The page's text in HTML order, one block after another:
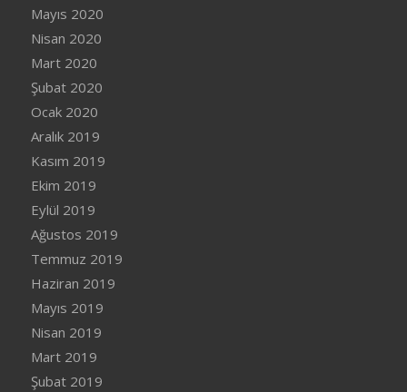
Mayıs 2020
Nisan 2020
Mart 2020
Şubat 2020
Ocak 2020
Aralık 2019
Kasım 2019
Ekim 2019
Eylül 2019
Ağustos 2019
Temmuz 2019
Haziran 2019
Mayıs 2019
Nisan 2019
Mart 2019
Şubat 2019